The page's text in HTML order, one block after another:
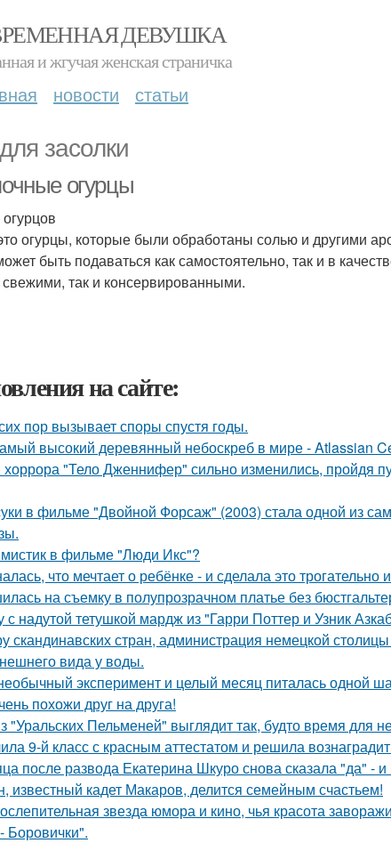
ДЕВУШКА
и жгучая женская страничка
новости статьи
засолки
огурцы
огурцы, которые были обработаны солью и другими
быть подаваться как самостоятельно, так и в
свежими, так и консервированными.
на сайте:
пор вызывает споры спустя годы.
высокий деревянный небоскреб в мире - Atlassian
"Тело Дженнифер" сильно изменились, пройдя
в фильме "Двойной Форсаж" (2003) стала одной из
мистик в фильме "Люди Икс"?
что мечтает о ребёнке - и сделала это трогательно
на съемку в полупрозрачном платье без
с надутой тетушкой мардж из "Гарри Поттер и Узник
скандинавских стран, администрация немецкой
вида у воды.
эксперимент и целый месяц питалась одной
похожи друг на друга!
Пельменей" выглядит так, будто время для
9-й класс с красным аттестатом и решила
после развода Екатерина Шкуро снова сказала "да" -
известный кадет Макаров, делится семейным счастьем!
звезда юмора и кино, чья красота
Боровички".